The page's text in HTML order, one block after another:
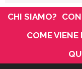
CHI SIAMO?
COME